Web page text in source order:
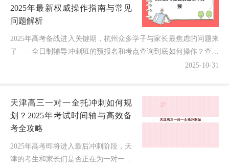
2025年最新权威操作指南与常见
问题解析
2025年高考备战进入关键期，杭州众多学子与家长最焦虑的问题来
了——全日制辅导冲刺班的预报名和考点查询到底如何操作？查询
系统会不会复杂难用？错过预报名时间会不会影响考点分...2025-10-31
天津高三一对一全托冲刺如何规
划？2025年考试时间轴与高效备
考全攻略
2025年高考即将进入最后冲刺阶段，天
津的考生和家长们是否正在为一对一全